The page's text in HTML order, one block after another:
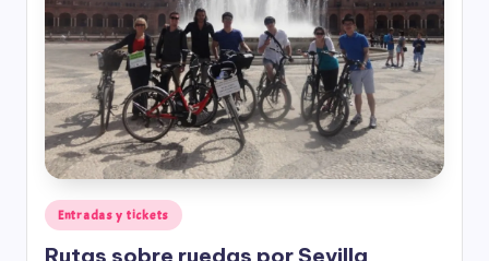
Entradas y tickets